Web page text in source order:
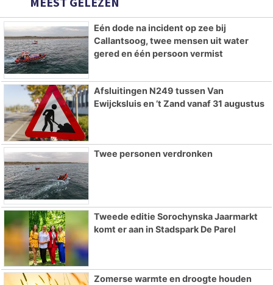
Eén dode na incident op zee bij
Callantsoog, twee mensen uit water
gered en één persoon vermist
Afsluitingen N249 tussen Van
Ewijcksluis en ’t Zand vanaf 31 augustus
Twee personen verdronken
Tweede editie Sorochynska Jaarmarkt
komt er aan in Stadspark De Parel
Zomerse warmte en droogte houden